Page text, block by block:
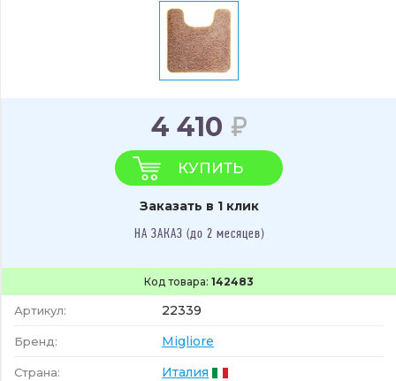
Код товара: 142483
Артикул: 22339
Бренд: Migliore
Страна: Италия
4 410
КУПИТЬ
Заказать в 1 клик
НА ЗАКАЗ (до 2 месяцев)